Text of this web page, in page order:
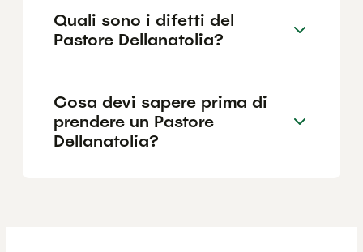
Quali sono i difetti del
Pastore Dellanatolia?
Cosa devi sapere prima di
prendere un Pastore
Dellanatolia?